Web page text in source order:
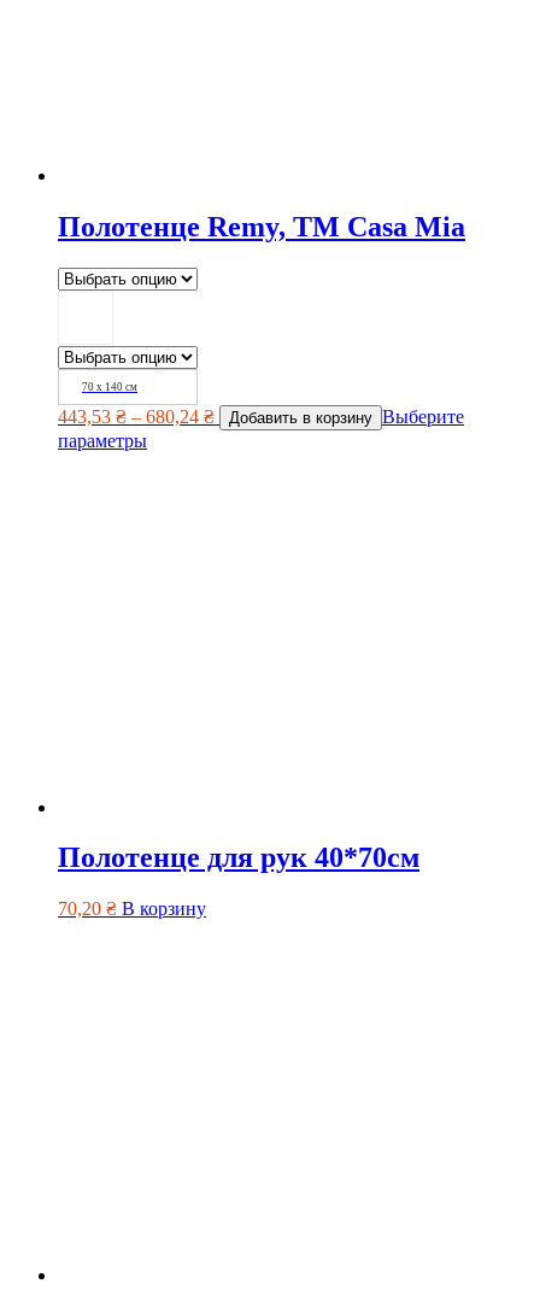
Полотенце Remy, TM Casa Mia
70 х 140 см
443,53 ₴ – 680,24 ₴ Добавить в корзину Выберите
параметры
Полотенце для рук 40*70см
70,20 ₴ В корзину